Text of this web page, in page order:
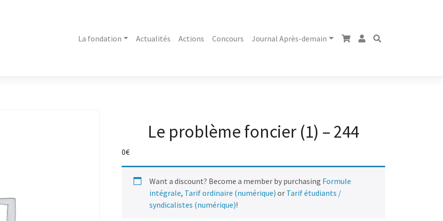
La fondation Actualités Actions Concours Journal Après-demain
Le problème foncier (1) – 244
0€
Want a discount? Become a member by purchasing Formule
intégrale, Tarif ordinaire (numérique) or Tarif étudiants /
syndicalistes (numérique)!